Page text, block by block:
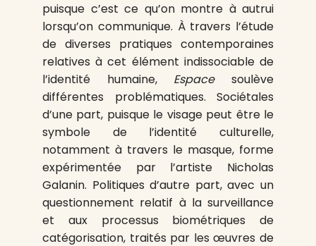
puisque c’est ce qu’on montre à autrui
lorsqu’on communique. À travers l’étude
de diverses pratiques contemporaines
relatives à cet élément indissociable de
l’identité humaine, Espacesoulève
différentes problématiques. Sociétales
d’une part, puisque le visage peut être le
symbole de l’identité culturelle,
notamment à travers le masque, forme
expérimentée par l’artiste Nicholas
Galanin. Politiques d’autre part, avec un
questionnement relatif à la surveillance
et aux processus biométriques de
catégorisation, traités par les œuvres de